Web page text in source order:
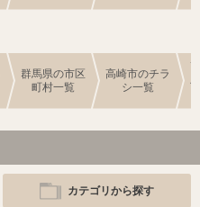
群馬県の市区
町村一覧
高崎市のチラ
シ一覧
カテゴリから探す